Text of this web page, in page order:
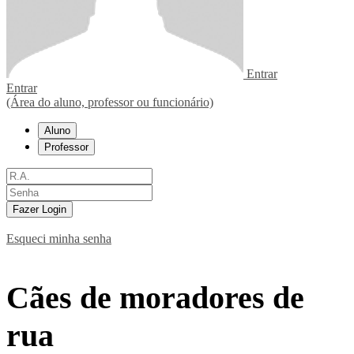
Entrar
Entrar
(Área do aluno, professor ou funcionário)
Aluno
Professor
Fazer Login
Esqueci minha senha
Cães de moradores de
rua